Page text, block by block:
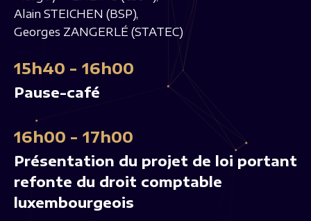
Alain STEICHEN (BSP),
Georges ZANGERLÉ (STATEC)
15h40 - 16h00
Pause-café
16h00 - 17h00
Présentation du projet de loi portant
refonte du droit comptable
luxembourgeois